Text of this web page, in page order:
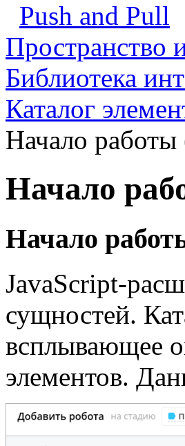
Push and Pull
Пространство
Библиотека
Каталог
Начало
Начало
Начало
JavaScript-
сущностей.
всплывающее
элементов.